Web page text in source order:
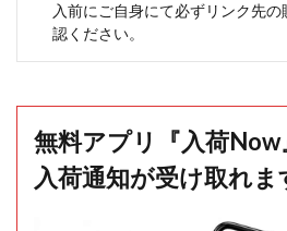
入前にご自身にて必ずリンク先
認ください。
無料アプリ『入荷
入荷通知が受け取れま